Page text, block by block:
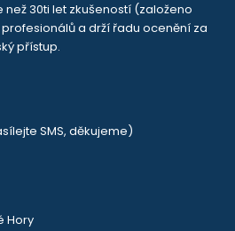
než 30ti let zkušeností (založeno
profesionálů a drží řadu ocenění za
přístup.
SMS, děkujeme)
Hory